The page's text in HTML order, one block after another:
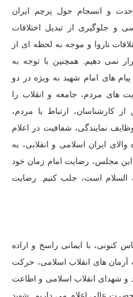
و انسجام حول پرچم ایران
و جلوگیری از تبدیل اختلافات
ناروا و موجه به لحظه ای از
نمی دهیم. همچنین با توجه به
های امام شهید به ویژه در دو
های مردم، جامعه و انقلاب را
کارشناسان، ارتباط با مردم،
نمایندگی، شفافیت در اعلام
ایران اسلامی و انقلابی، به
این مجلس، رضایت امام زمان خود
السلام است، جلب کنیم. رضایت
کنونی، با ایمانی راسخ و اراده
آرمان های انقلاب اسلامی، حرکت
شهدای انقلاب اسلامی و اطاعت